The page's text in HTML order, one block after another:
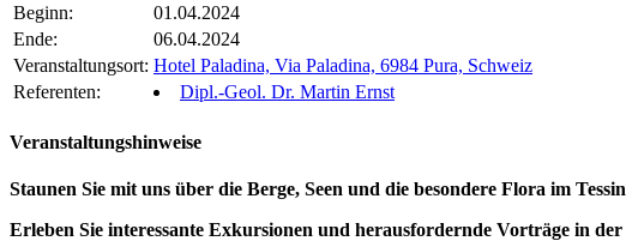
Beginn:
01.04.2024
Ende:
06.04.2024
Veranstaltungsort: Hotel Paladina, Via Paladina, 6984 Pura, Schweiz
Referenten:
Dipl.-Geol. Dr. Martin Ernst
Veranstaltungshinweise
Staunen Sie mit uns über die Berge, Seen und die besondere Flora im
Erleben Sie interessante Exkursionen und herausfordernde Vorträge in